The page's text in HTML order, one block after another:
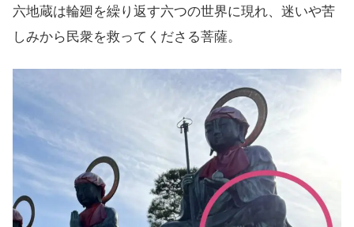
六地蔵は輪廻を繰り返す六つの世界に現れ、迷いや苦
しみから民衆を救ってくださる菩薩。